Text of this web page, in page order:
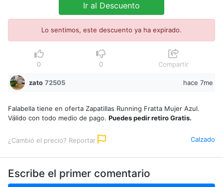
Ir al Descuento
Lo sentimos, este descuento ya ha expirado.
0 0 Compartir
zato 72505 hace 7me
Falabella tiene en oferta Zapatillas Running Fratta Mujer Azul.
Válido con todo medio de pago. Puedes pedir retiro Gratis.
¿Cambió el precio? Reportar Calzado
Escribe el primer comentario